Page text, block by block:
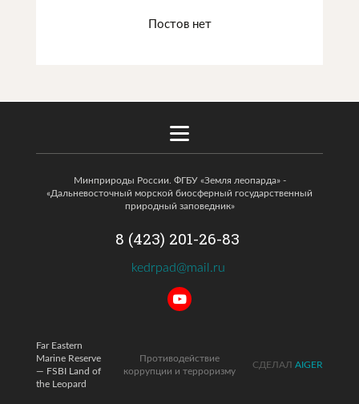
Постов нет
Минприроды России. ФГБУ «Земля леопарда» -
«Дальневосточный морской биосферный государственный
природный заповедник»
8 (423) 201-26-83
kedrpad@mail.ru
Far Eastern
Marine Reserve
— FSBI Land of
the Leopard
Противодействие
коррупции и терроризму
СДЕЛАЛ AIGER